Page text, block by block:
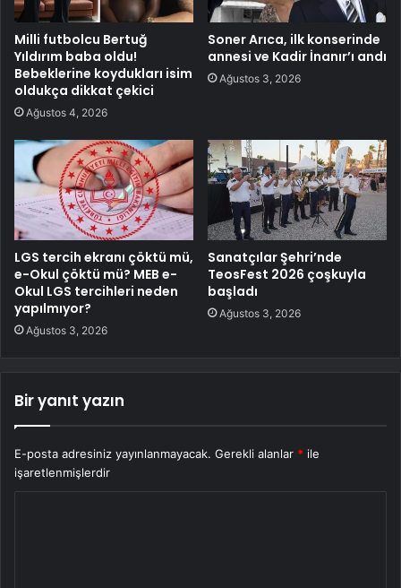
Milli futbolcu Bertuğ
Yıldırım baba oldu!
Bebeklerine koydukları isim
oldukça dikkat çekici
Ağustos 4, 2026
Soner Arıca, ilk konserinde
annesi ve Kadir İnanır’ı andı
Ağustos 3, 2026
LGS tercih ekranı çöktü mü,
e-Okul çöktü mü? MEB e-
Okul LGS tercihleri neden
yapılmıyor?
Ağustos 3, 2026
Sanatçılar Şehri’nde
TeosFest 2026 çoşkuyla
başladı
Ağustos 3, 2026
Bir yanıt yazın
E-posta adresiniz yayınlanmayacak. Gerekli alanlar * ile
işaretlenmişlerdir